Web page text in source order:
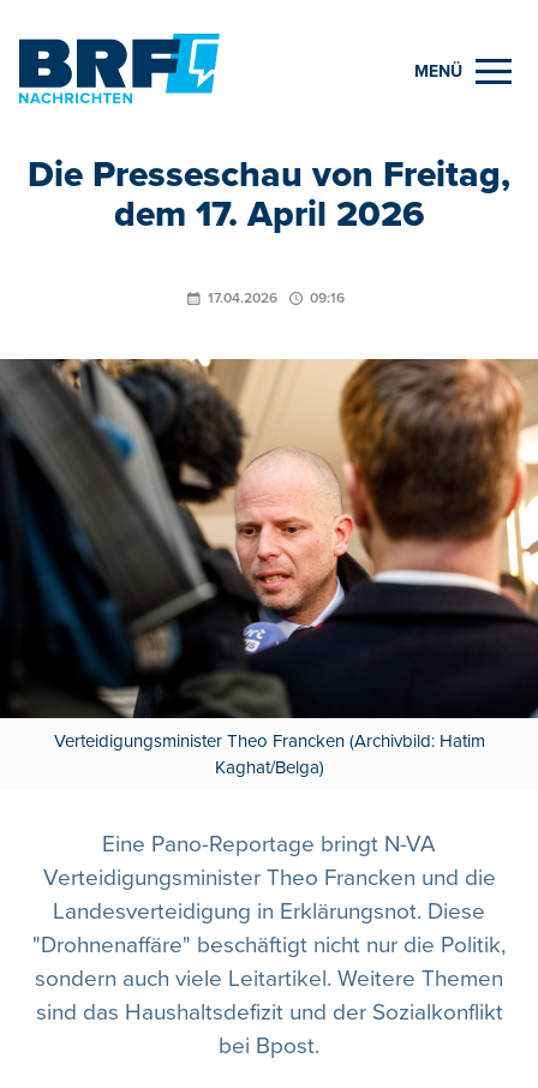
MENÜ
Die Presseschau von Freitag,
dem 17. April 2026
17.04.2026 09:16
Verteidigungsminister Theo Francken (Archivbild: Hatim
Kaghat/Belga)
Eine Pano-Reportage bringt N-VA
Verteidigungsminister Theo Francken und die
Landesverteidigung in Erklärungsnot. Diese
"Drohnenaffäre" beschäftigt nicht nur die Politik,
sondern auch viele Leitartikel. Weitere Themen
sind das Haushaltsdefizit und der Sozialkonflikt
bei Bpost.